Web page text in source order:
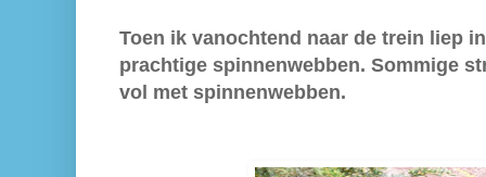
Toen ik vanochtend naar de trein liep
prachtige spinnenwebben. Sommige
vol met spinnenwebben.